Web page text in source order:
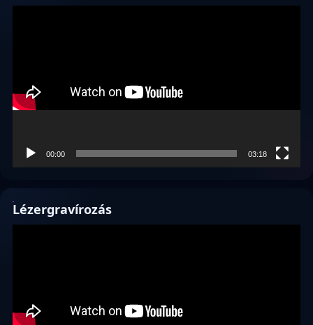
00:00 03:18
Lézergravírozás